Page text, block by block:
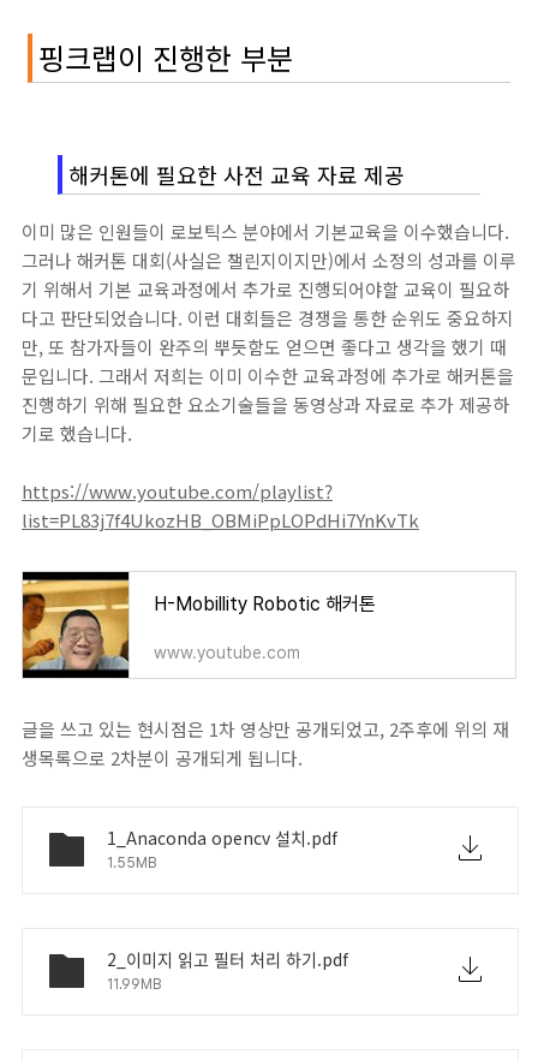
핑크랩이 진행한 부분
해커톤에 필요한 사전 교육 자료 제공
이미 많은 인원들이 로보틱스 분야에서 기본교육을 이수했습니다.
그러나 해커톤 대회(사실은 챌린지이지만)에서 소정의 성과를 이루
기 위해서 기본 교육과정에서 추가로 진행되어야할 교육이 필요하
다고 판단되었습니다. 이런 대회들은 경쟁을 통한 순위도 중요하지
만, 또 참가자들이 완주의 뿌듯함도 얻으면 좋다고 생각을 했기 때
문입니다. 그래서 저희는 이미 이수한 교육과정에 추가로 해커톤을
진행하기 위해 필요한 요소기술들을 동영상과 자료로 추가 제공하
기로 했습니다.
https://www.youtube.com/playlist?
list=PL83j7f4UkozHB_OBMiPpLOPdHi7YnKvTk
H-Mobillity Robotic 해커톤
www.youtube.com
글을 쓰고 있는 현시점은 1차 영상만 공개되었고, 2주후에 위의 재
생목록으로 2차분이 공개되게 됩니다.
1_Anaconda opencv 설치.pdf
1.55MB
2_이미지 읽고 필터 처리 하기.pdf
11.99MB